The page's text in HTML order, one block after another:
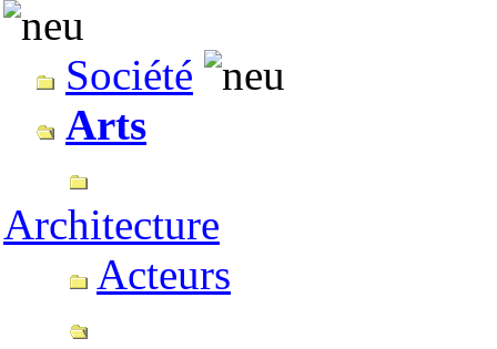
Société
Arts
Architecture
Acteurs